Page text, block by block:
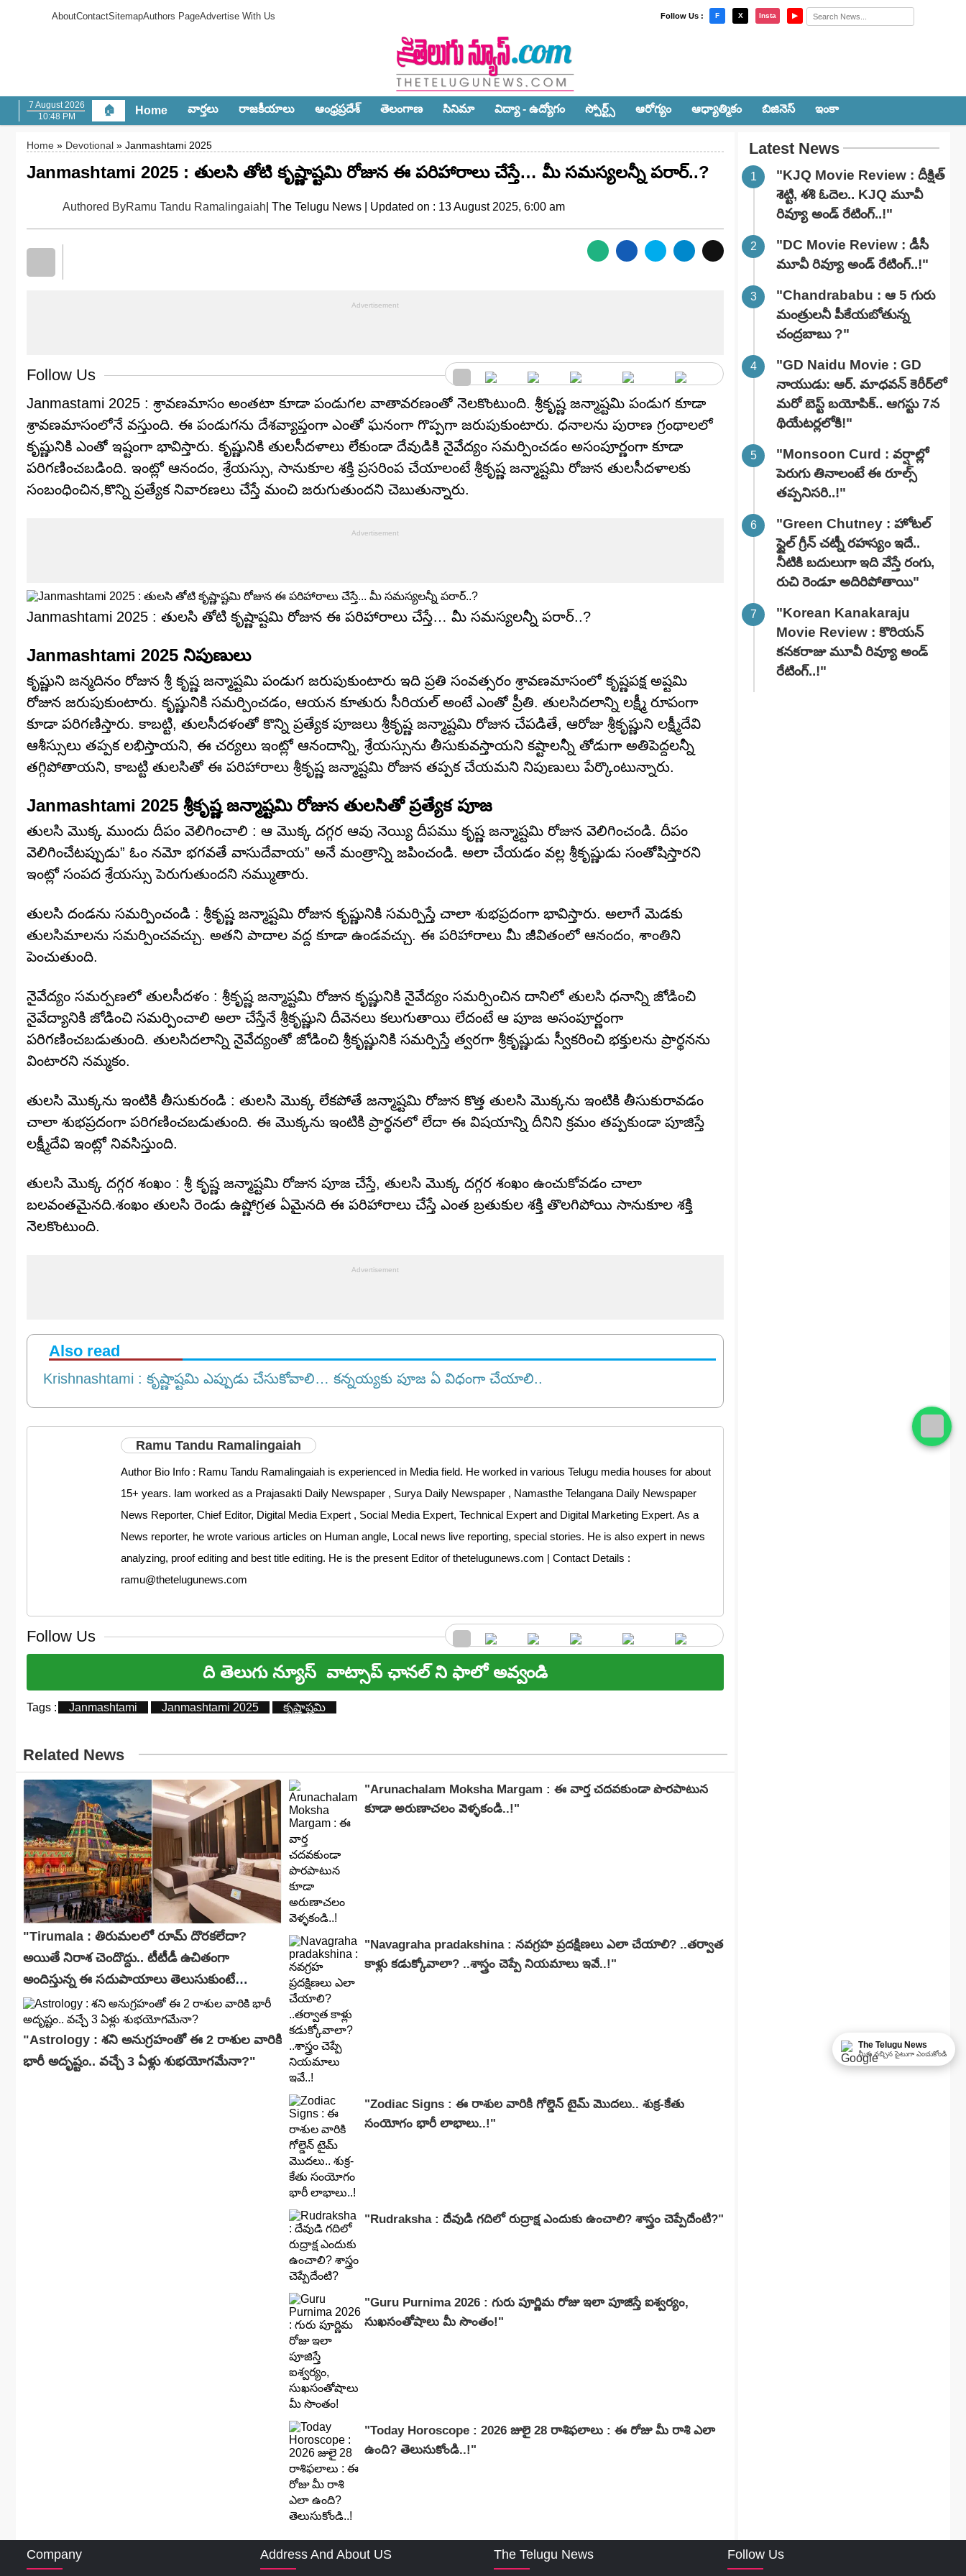
AboutContactSitemapAuthors PageAdvertise With Us Follow Us : F X Insta ▶
7 August 2026
10:48 PM
🏠 Home వార్త‌లు రాజ‌కీయాలు ఆంధ్ర‌ప్ర‌దేశ్‌ తెలంగాణ‌ సినిమా విద్యా - ఉద్యోగం స్పోర్ట్స్‌ ఆరోగ్యం ఆధ్యాత్మికం బిజినెస్ ఇంకా
Home » Devotional » Janmashtami 2025
Janmashtami 2025 : తులసి తోటి కృష్ణాష్టమి రోజున ఈ పరిహారాలు చేస్తే… మీ సమస్యలన్నీ పరార్..?
Authored ByRamu Tandu Ramalingaiah | The Telugu News | Updated on : 13 August 2025, 6:00 am
Follow Us
Janmastami 2025 : శ్రావణమాసం అంతటా కూడా పండుగల వాతావరణంతో నెలకొంటుంది. శ్రీకృష్ణ జన్మాష్టమి పండుగ కూడా
శ్రావణమాసంలోనే వస్తుంది. ఈ పండుగను దేశవ్యాప్తంగా ఎంతో ఘనంగా గొప్పగా జరుపుకుంటారు. ధనాలను పురాణ గ్రంథాలలో
కృష్ణునికి ఎంతో ఇష్టంగా భావిస్తారు. కృష్ణునికి తులసీదళాలు లేకుండా దేవుడికి నైవేద్యం సమర్పించడం అసంపూర్ణంగా కూడా
పరిగణించబడింది. ఇంట్లో ఆనందం, శ్రేయస్సు, సానుకూల శక్తి ప్రసరింప చేయాలంటే శ్రీకృష్ణ జన్మాష్టమి రోజున తులసీదళాలకు
సంబంధించిన,కొన్ని ప్రత్యేక నివారణలు చేస్తే మంచి జరుగుతుందని చెబుతున్నారు.
Janmashtami 2025 : తులసి తోటి కృష్ణాష్టమి రోజున ఈ పరిహారాలు చేస్తే… మీ సమస్యలన్నీ పరార్..?
Janmashtami 2025 నిపుణులు
కృష్ణుని జన్మదినం రోజున శ్రీ కృష్ణ జన్మాష్టమి పండుగ జరుపుకుంటారు ఇది ప్రతి సంవత్సరం శ్రావణమాసంలో కృష్ణపక్ష అష్టమి
రోజున జరుపుకుంటారు. కృష్ణునికి సమర్పించడం, ఆయన కూతురు సీరియల్ అంటే ఎంతో ప్రీతి. తులసిదలాన్ని లక్ష్మీ రూపంగా
కూడా పరిగణిస్తారు. కాబట్టి, తులసీదళంతో కొన్ని ప్రత్యేక పూజలు శ్రీకృష్ణ జన్మాష్టమి రోజున చేపడితే, ఆరోజు శ్రీకృష్ణుని లక్ష్మీదేవి
ఆశీస్సులు తప్పక లభిస్తాయని, ఈ చర్యలు ఇంట్లో ఆనందాన్ని, శ్రేయస్సును తీసుకువస్తాయని కష్టాలన్నీ తోడుగా అతిపెద్దలన్నీ
తగ్గిపోతాయని, కాబట్టి తులసితో ఈ పరిహారాలు శ్రీకృష్ణ జన్మాష్టమి రోజున తప్పక చేయమని నిపుణులు పేర్కొంటున్నారు.
Janmashtami 2025 శ్రీకృష్ణ జన్మాష్టమి రోజున తులసితో ప్రత్యేక పూజ
తులసి మొక్క ముందు దీపం వెలిగించాలి : ఆ మొక్క దగ్గర ఆవు నెయ్యి దీపము కృష్ణ జన్మాష్టమి రోజున వెలిగించండి. దీపం
వెలిగించేటప్పుడు” ఓం నమో భగవతే వాసుదేవాయ” అనే మంత్రాన్ని జపించండి. అలా చేయడం వల్ల శ్రీకృష్ణుడు సంతోషిస్తారని
ఇంట్లో సంపద శ్రేయస్సు పెరుగుతుందని నమ్ముతారు.
తులసి దండను సమర్పించండి : శ్రీకృష్ణ జన్మాష్టమి రోజున కృష్ణునికి సమర్పిస్తే చాలా శుభప్రదంగా భావిస్తారు. అలాగే మెడకు
తులసిమాలను సమర్పించవచ్చు. అతని పాదాల వద్ద కూడా ఉండవచ్చు. ఈ పరిహారాలు మీ జీవితంలో ఆనందం, శాంతిని
పెంచుతుంది.
నైవేద్యం సమర్పణలో తులసీదళం : శ్రీకృష్ణ జన్మాష్టమి రోజున కృష్ణునికి నైవేద్యం సమర్పించిన దానిలో తులసి ధనాన్ని జోడించి
నైవేద్యానికి జోడించి సమర్పించాలి అలా చేస్తేనే శ్రీకృష్ణుని దీవెనలు కలుగుతాయి లేదంటే ఆ పూజ అసంపూర్ణంగా
పరిగణించబడుతుంది. తులసిదలాన్ని నైవేద్యంతో జోడించి శ్రీకృష్ణునికి సమర్పిస్తే త్వరగా శ్రీకృష్ణుడు స్వీకరించి భక్తులను ప్రార్థనను
వింటారని నమ్మకం.
తులసి మొక్కను ఇంటికి తీసుకురండి : తులసి మొక్క లేకపోతే జన్మాష్టమి రోజున కొత్త తులసి మొక్కను ఇంటికి తీసుకురావడం
చాలా శుభప్రదంగా పరిగణించబడుతుంది. ఈ మొక్కను ఇంటికి ప్రార్థనలో లేదా ఈ విషయాన్ని దీనిని క్రమం తప్పకుండా పూజిస్తే
లక్ష్మీదేవి ఇంట్లో నివసిస్తుంది.
తులసి మొక్క దగ్గర శంఖం : శ్రీ కృష్ణ జన్మాష్టమి రోజున పూజ చేస్తే, తులసి మొక్క దగ్గర శంఖం ఉంచుకోవడం చాలా
బలవంతమైనది.శంఖం తులసి రెండు ఉష్ణోగ్రత ఏమైనది ఈ పరిహారాలు చేస్తే ఎంత బ్రతుకుల శక్తి తొలగిపోయి సానుకూల శక్తి
నెలకొంటుంది.
Also read
Krishnashtami : కృష్ణాష్టమి ఎప్పుడు చేసుకోవాలి… కన్నయ్యకు పూజ ఏ విధంగా చేయాలి..
Ramu Tandu Ramalingaiah
Author Bio Info : Ramu Tandu Ramalingaiah is experienced in Media field. He worked in various Telugu media houses for about
15+ years. Iam worked as a Prajasakti Daily Newspaper , Surya Daily Newspaper , Namasthe Telangana Daily Newspaper
News Reporter, Chief Editor, Digital Media Expert , Social Media Expert, Technical Expert and Digital Marketing Expert. As a
News reporter, he wrote various articles on Human angle, Local news live reporting, special stories. He is also expert in news
analyzing, proof editing and best title editing. He is the present Editor of thetelugunews.com | Contact Details :
ramu@thetelugunews.com
Follow Us
ది తెలుగు న్యూస్ వాట్సాప్ ఛానల్ ని ఫాలో అవ్వండి
Tags : Janmashtami Janmashtami 2025 కృష్ణాష్టమి
Related News
"Tirumala : తిరుమలలో రూమ్ దొరకలేదా?
అయితే నిరాశ చెందొద్దు.. టీటీడీ ఉచితంగా
అందిస్తున్న ఈ సదుపాయాలు తెలుసుకుంటే
ఆశ్చర్యపోతారు!"
"Astrology : శని అనుగ్రహంతో ఈ 2 రాశుల వారికి
భారీ అదృష్టం.. వచ్చే 3 ఏళ్లు శుభయోగమేనా?"
"Arunachalam Moksha Margam : ఈ వార్త చదవకుండా పొరపాటున
కూడా అరుణాచలం వెళ్ళకండి..!"
"Navagraha pradakshina : నవగ్రహ ప్రదక్షిణలు ఎలా చేయాలి? ..తర్వాత
కాళ్లు కడుక్కోవాలా? ..శాస్త్రం చెప్పే నియమాలు ఇవే..!"
"Zodiac Signs : ఈ రాశుల వారికి గోల్డెన్ టైమ్ మొదలు.. శుక్ర-కేతు
సంయోగం భారీ లాభాలు..!"
"Rudraksha : దేవుడి గదిలో రుద్రాక్ష ఎందుకు ఉంచాలి? శాస్త్రం చెప్పేదేంటి?"
"Guru Purnima 2026 : గురు పూర్ణిమ రోజు ఇలా పూజిస్తే ఐశ్వర్యం,
సుఖసంతోషాలు మీ సొంతం!"
"Today Horoscope : 2026 జులై 28 రాశిఫలాలు : ఈ రోజు మీ రాశి ఎలా
ఉంది? తెలుసుకోండి..!"
Latest News
"KJQ Movie Review : దీక్షిత్
శెట్టి, శశి ఓదెల.. KJQ మూవీ
రివ్యూ అండ్ రేటింగ్‌..!"
"DC Movie Review : డీసీ
మూవీ రివ్యూ అండ్ రేటింగ్‌..!"
"Chandrababu : ఆ 5 గురు
మంత్రులనీ పీకేయబోతున్న
చంద్రబాబు ?"
"GD Naidu Movie : GD
నాయుడు: ఆర్. మాధవన్‌ కెరీర్‌లో
మరో బెస్ట్ బయోపిక్.. ఆగస్టు 7న
థియేటర్లలోకి!"
"Monsoon Curd : వర్షాల్లో
పెరుగు తినాలంటే ఈ రూల్స్
తప్పనిసరి..!"
"Green Chutney : హోటల్
స్టైల్ గ్రీన్ చట్నీ రహస్యం ఇదే..
నీటికి బదులుగా ఇది వేస్తే రంగు,
రుచి రెండూ అదిరిపోతాయి"
"Korean Kanakaraju
Movie Review : కొరియన్
కనకరాజు మూవీ రివ్యూ అండ్
రేటింగ్‌..!"
Company Address And About US The Telugu News Follow Us
The Telugu News
మీకు నచ్చిన సైటుగా ఎంచుకోండి